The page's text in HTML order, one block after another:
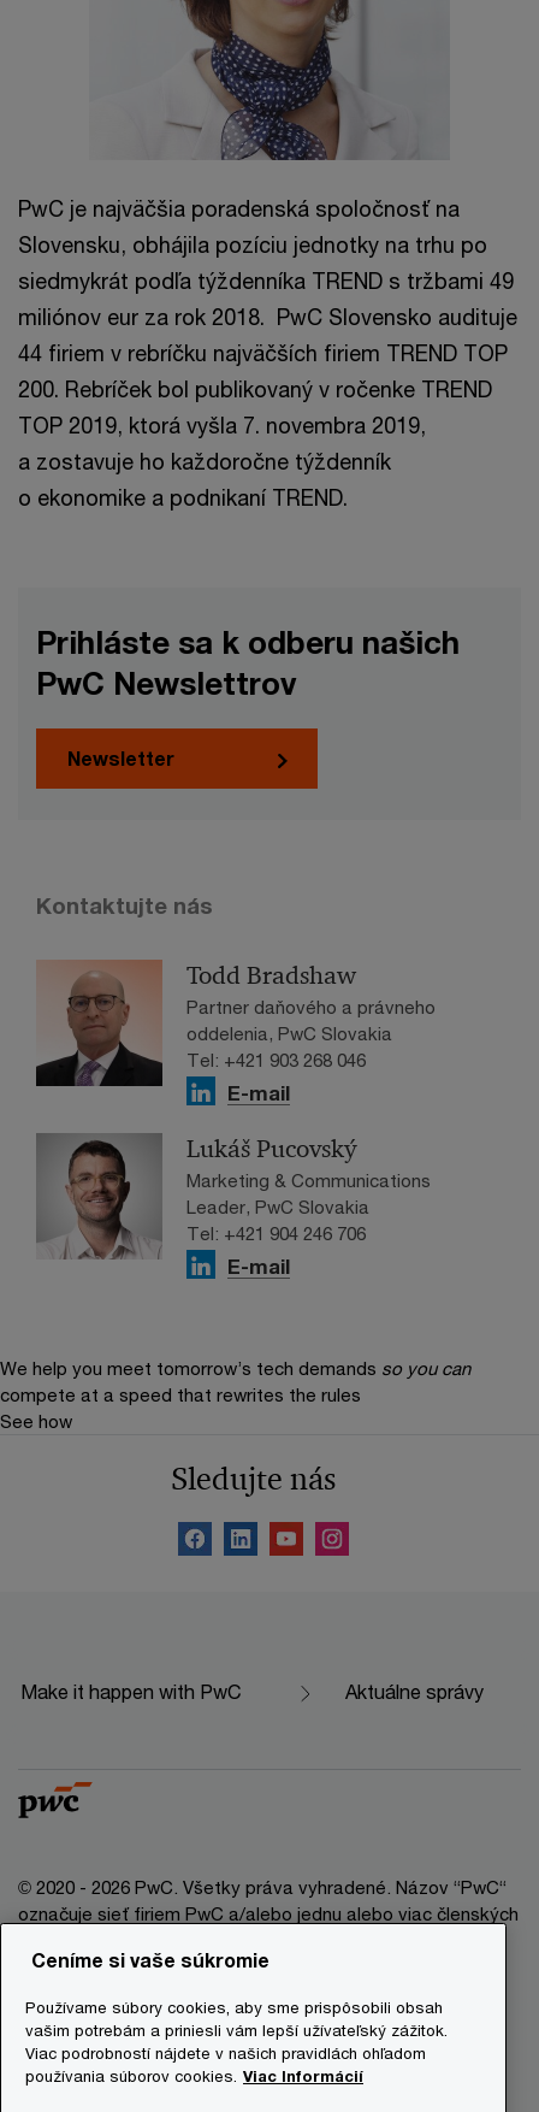
PwC je najväčšia poradenská spoločnosť na
Slovensku, obhájila pozíciu jednotky na trhu po
siedmykrát podľa týždenníka TREND s tržbami 49
miliónov eur za rok 2018. PwC Slovensko audituje
44 firiem v rebríčku najväčších firiem TREND TOP
200. Rebríček bol publikovaný v ročenke TREND
TOP 2019, ktorá vyšla 7. novembra 2019,
a zostavuje ho každoročne týždenník
o ekonomike a podnikaní TREND.
Prihláste sa k odberu našich
PwC Newslettrov
Newsletter
Kontaktujte nás
Todd Bradshaw
Partner daňového a právneho
oddelenia, PwC Slovakia
Tel: +421 903 268 046
E-mail
Lukáš Pucovský
Marketing & Communications
Leader, PwC Slovakia
Tel: +421 904 246 706
E-mail
We help you meet tomorrow’s tech demands so you can
compete at a speed that rewrites the rules
See how
Sledujte nás
Make it happen with PwC Aktuálne správy
© 2020 - 2026 PwC. Všetky práva vyhradené. Názov “PwC“
označuje sieť firiem PwC a/alebo jednu alebo viac členských
informácie nájdete na stránke www.pwc.com/structure.
Právna doložka
Ochrana osobných údajov
Ceníme si vaše súkromie
Používame súbory cookies, aby sme prispôsobili obsah
vašim potrebám a priniesli vám lepší užívateľský zážitok.
Viac podrobností nájdete v našich pravidlách ohľadom
používania súborov cookies. Viac Informácií